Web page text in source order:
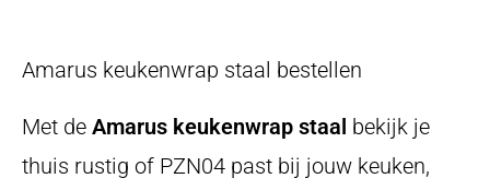
Amarus keukenwrap staal bestellen
Met de Amarus keukenwrap staal bekijk je
thuis rustig of PZN04 past bij jouw keuken,